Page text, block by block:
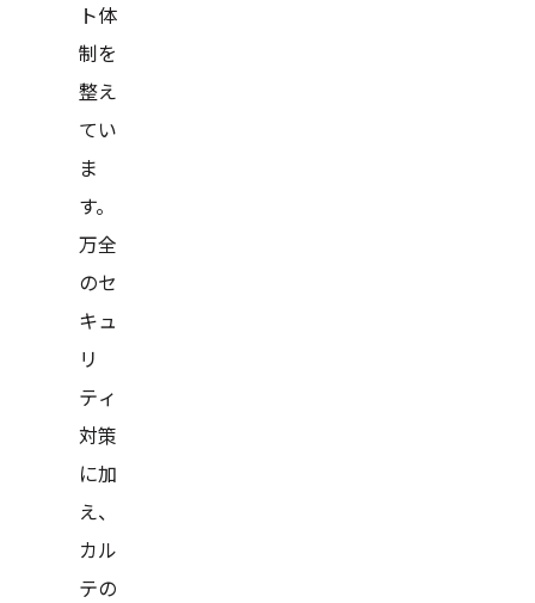
ト体
制を
整え
てい
ま
す。
万全
のセ
キュ
リ
ティ
対策
に加
え、
カル
テの